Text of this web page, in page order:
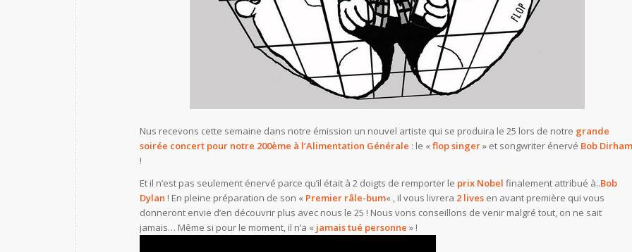
Nus recevons cette semaine dans notre émission un nouvel artiste qui se produira le 25 lors de notre grande
soirée concert pour notre 200ème à l’Alimentation Générale : le «flop singer» et songwriter énervé Bob Dirham
!
Et il n’est pas seulement énervé parce qu’il était à 2 doigts de remporter le prix Nobel finalement attribué à..Bob
Dylan ! En pleine préparation de son « Premier râle-bum« , il vous livrera 2 lives en avant première qui vous
donneront envie d’en découvrir plus avec nous le 25 ! Nous vons conseillons de venir malgré tout, on ne sait
jamais… Même si pour le moment, il n’a « jamais tué personne » !